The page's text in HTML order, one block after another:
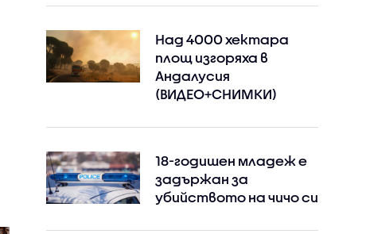
Над 4000 хектара
площ изгоряха в
Андалусия
(ВИДЕО+СНИМКИ)
18-годишен младеж е
задържан за
убийството на чичо си